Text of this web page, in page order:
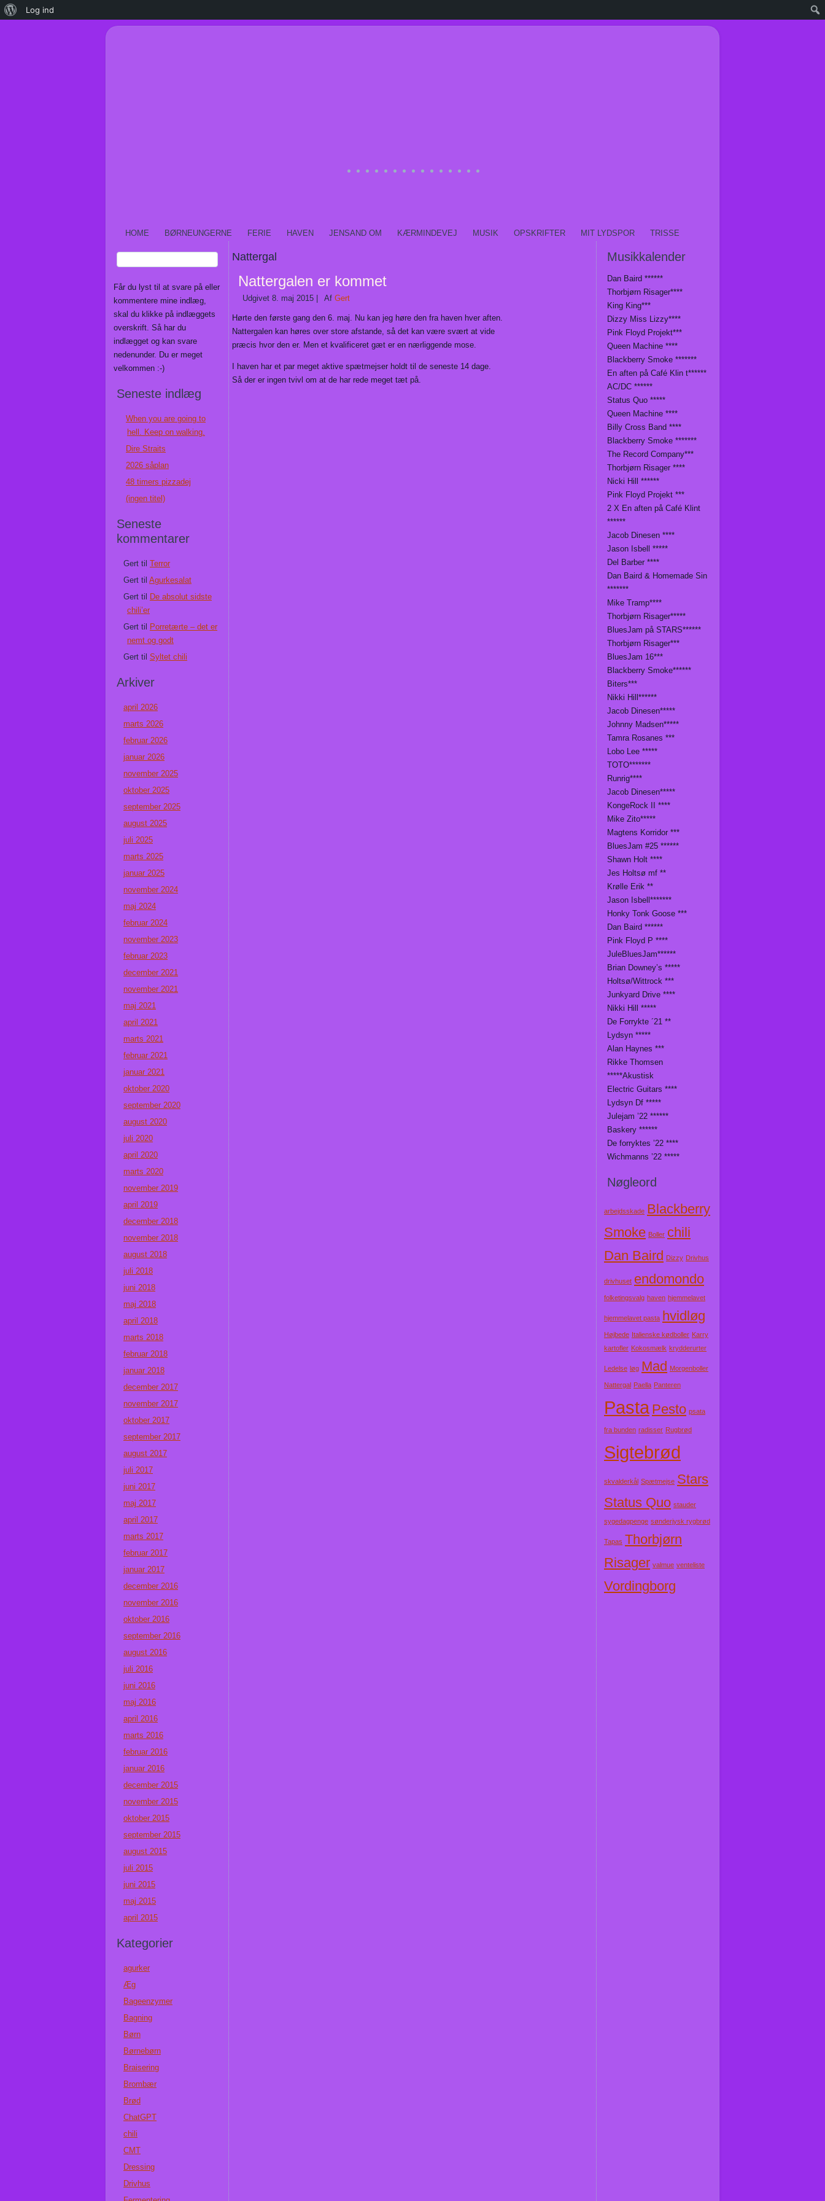
HOME BØRNEUNGERNE FERIE HAVEN JENSAND OM KÆRMINDEVEJ MUSIK OPSKRIFTER MIT LYDSPOR TRISSE
Får du lyst til at svare på eller
kommentere mine indlæg,
skal du klikke på indlæggets
overskrift. Så har du
indlægget og kan svare
nedenunder. Du er meget
velkommen :-)
Seneste indlæg
When you are going to
hell. Keep on walking.
Dire Straits
2026 såplan
48 timers pizzadej
(ingen titel)
Seneste
kommentarer
Gert til Terror
Gert til Agurkesalat
Gert til
De absolut sidste
chili’er
Gert til
Porretærte – det er
nemt og godt
Gert til Syltet chili
Arkiver
april 2026
marts 2026
februar 2026
januar 2026
november 2025
oktober 2025
september 2025
august 2025
juli 2025
marts 2025
januar 2025
november 2024
maj 2024
februar 2024
november 2023
februar 2023
december 2021
november 2021
maj 2021
april 2021
marts 2021
februar 2021
januar 2021
oktober 2020
september 2020
august 2020
juli 2020
april 2020
marts 2020
november 2019
april 2019
december 2018
november 2018
august 2018
juli 2018
juni 2018
maj 2018
april 2018
marts 2018
februar 2018
januar 2018
december 2017
november 2017
oktober 2017
september 2017
august 2017
juli 2017
juni 2017
maj 2017
april 2017
marts 2017
februar 2017
januar 2017
december 2016
november 2016
oktober 2016
september 2016
august 2016
juli 2016
juni 2016
maj 2016
april 2016
marts 2016
februar 2016
januar 2016
december 2015
november 2015
oktober 2015
september 2015
august 2015
juli 2015
juni 2015
maj 2015
april 2015
Kategorier
agurker
Æg
Bageenzymer
Bagning
Børn
Børnebørn
Braisering
Brombær
Brød
ChatGPT
chili
CMT
Dressing
Drivhus
Nattergal
Nattergalen er kommet
Udgivet 8. maj 2015 Af Gert
Hørte den første gang den 6. maj. Nu kan jeg høre den fra haven hver aften.
Nattergalen kan høres over store afstande, så det kan være svært at vide
præcis hvor den er. Men et kvalificeret gæt er en nærliggende mose.
I haven har et par meget aktive spætmejser holdt til de seneste 14 dage.
Så der er ingen tvivl om at de har rede meget tæt på.
Musikkalender
Dan Baird ******
Thorbjørn Risager****
King King***
Dizzy Miss Lizzy****
Pink Floyd Projekt***
Queen Machine ****
Blackberry Smoke *******
En aften på Café Klin t******
AC/DC ******
Status Quo *****
Queen Machine ****
Billy Cross Band ****
Blackberry Smoke *******
The Record Company***
Thorbjørn Risager ****
Nicki Hill ******
Pink Floyd Projekt ***
2 X En aften på Café Klint
******
Jacob Dinesen ****
Jason Isbell *****
Del Barber ****
Dan Baird & Homemade Sin
*******
Mike Tramp****
Thorbjørn Risager*****
BluesJam på STARS******
Thorbjørn Risager***
BluesJam 16***
Blackberry Smoke******
Biters***
Nikki Hill******
Jacob Dinesen*****
Johnny Madsen*****
Tamra Rosanes ***
Lobo Lee *****
TOTO*******
Runrig****
Jacob Dinesen*****
KongeRock II ****
Mike Zito*****
Magtens Korridor ***
BluesJam #25 ******
Shawn Holt ****
Jes Holtsø mf **
Krølle Erik **
Jason Isbell*******
Honky Tonk Goose ***
Dan Baird ******
Pink Floyd P ****
JuleBluesJam******
Brian Downey’s *****
Holtsø/Wittrock ***
Junkyard Drive ****
Nikki Hill *****
De Forrykte ´21 **
Lydsyn *****
Alan Haynes ***
Rikke Thomsen
*****Akustisk
Electric Guitars ****
Lydsyn Df *****
Julejam ’22 ******
Baskery ******
De forryktes ’22 ****
Wichmanns ’22 *****
Nøgleord
arbejdsskade Blackberry
Smoke Boller chili
Dan Baird Dizzy Drivhus
drivhuset endomondo
folketingsvalg haven hjemmelavet
hjemmelavet pasta hvidløg
Højbede Italienske kødboller Karry
kartofler Kokosmælk krydderurter
Ledelse løg Mad Morgenboller
Nattergal Paella Panteren
Pasta Pesto psata
fra bunden radisser Rugbrød
Sigtebrød
skvalderkål Spætmejse Stars
Status Quo stauder
sygedagpenge sønderjysk rygbrød
Tapas Thorbjørn
Risager valmue venteliste
Vordingborg
OmLog ind